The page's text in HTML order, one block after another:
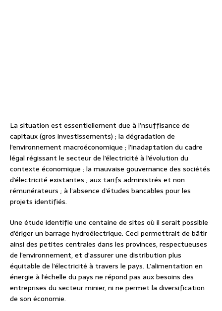
La situation est essentiellement due à l’nsuffisance de
capitaux (gros investissements) ; la dégradation de
l’environnement macroéconomique ; l’inadaptation du cadre
légal régissant le secteur de l’électricité à l’évolution du
contexte économique ; la mauvaise gouvernance des sociétés
d’électricité existantes ; aux tarifs administrés et non
rémunérateurs ; à l’absence d’études bancables pour les
projets identifiés.
Une étude identifie une centaine de sites où il serait possible
d’ériger un barrage hydroélectrique. Ceci permettrait de bâtir
ainsi des petites centrales dans les provinces, respectueuses
de l’environnement, et d’assurer une distribution plus
équitable de l’électricité à travers le pays. L’alimentation en
énergie à l’échelle du pays ne répond pas aux besoins des
entreprises du secteur minier, ni ne permet la diversification
de son économie.